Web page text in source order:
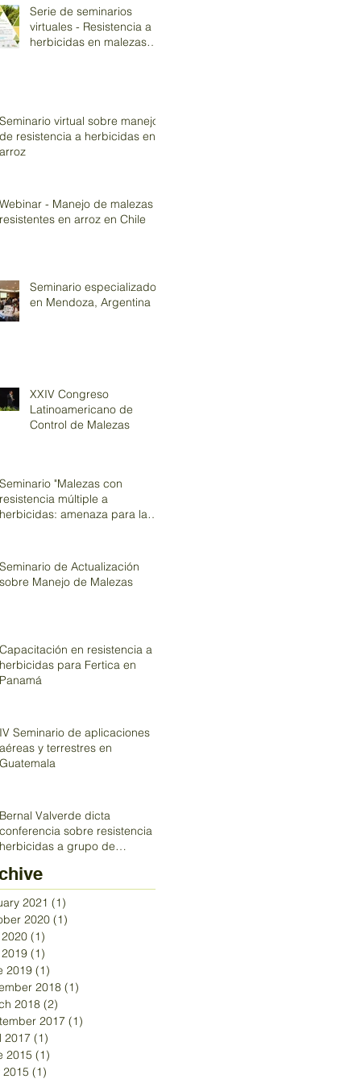
Serie de seminarios
virtuales - Resistencia a
herbicidas en malezas
Seminario virtual sobre manejo
de resistencia a herbicidas en
arroz
Webinar - Manejo de malezas
resistentes en arroz en Chile
Seminario especializado
en Mendoza, Argentina
XXIV Congreso
Latinoamericano de
Control de Malezas
Seminario "Malezas con
resistencia múltiple a
herbicidas: amenaza para la
Seminario de Actualización
sobre Manejo de Malezas
Capacitación en resistencia a
herbicidas para Fertica en
Panamá
IV Seminario de aplicaciones
aéreas y terrestres en
Guatemala
Bernal Valverde dicta
conferencia sobre resistencia a
herbicidas a grupo de
2021 (1)
2020 (1)
(1)
(1)
2019 (1)
2018 (1)
2018 (2)
2017 (1)
2017 (1)
2015 (1)
2015 (1)